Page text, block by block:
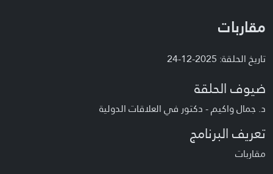
مقاربات
تاريخ الحلقة: 2025-12-24
ضيوف الحلقة
د. جمال واكيم - دكتور في العلاقات الدولية
تعريف البرنامج
مقاربات